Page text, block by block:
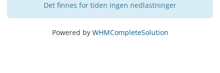
Det finnes for tiden ingen nedlastninger
Powered by WHMCompleteSolution